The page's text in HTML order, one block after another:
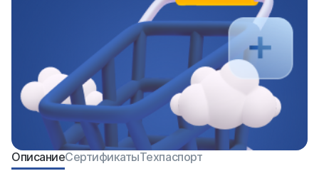
ОписаниеСертификатыТехпаспорт